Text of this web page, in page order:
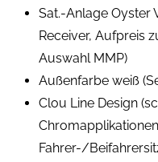
Sat.-Anlage Oyster
Receiver, Aufpreis
Auswahl MMP)
Außenfarbe weiß
Clou Line Design
Fahrer-/